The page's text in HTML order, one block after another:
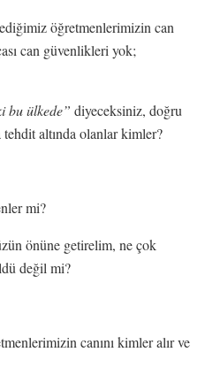
öğretmenlerimizin can
can güvenlikleri yok;
bu ülkede” diyeceksiniz, doğru
altında olanlar kimler?
mi?
önüne getirelim, ne çok
değil mi?
canını kimler alır ve